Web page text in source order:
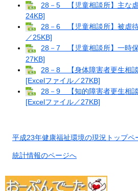
28－5 【児童相談所】主な
24KB]
28－6 【児童相談所】被虐
／25KB]
28－7 【児童相談所】一時
27KB]
28－8 【身体障害者更生相
[Excelファイル／27KB]
28－9 【知的障害者更生相
[Excelファイル／27KB]
平成23年健康福祉環境の現況トップペ
統計情報のページへ